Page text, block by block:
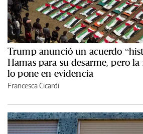
Trump anunció un acuerdo
Hamas para su desarme, pero
lo pone en evidencia
Francesca Cicardi